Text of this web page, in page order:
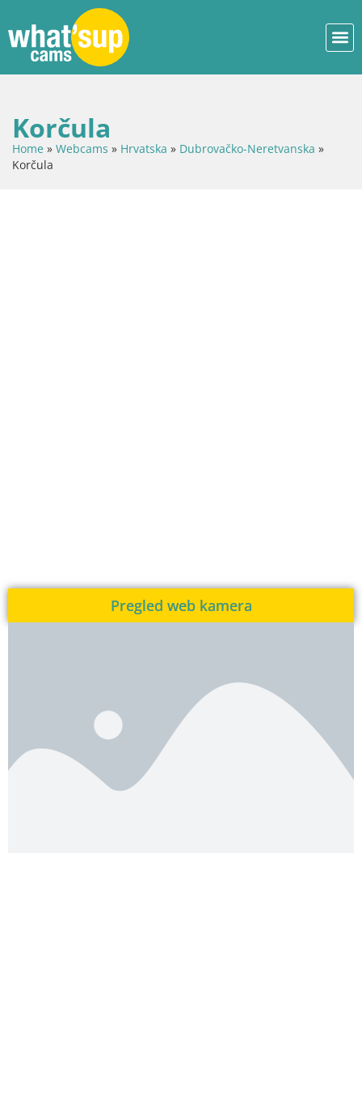
Korčula
Home » Webcams » Hrvatska » Dubrovačko-Neretvanska »
Korčula
Pregled web kamera